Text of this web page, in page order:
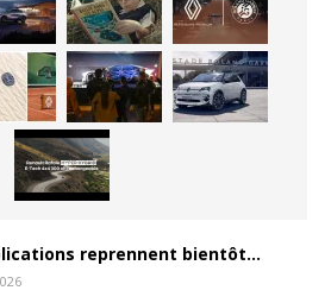
reprennent bientôt…